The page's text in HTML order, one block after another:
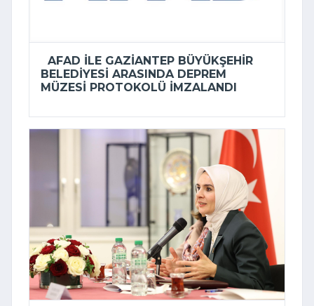
AFAD ILE GAZIANTEP BÜYÜKŞEHIR
BELEDIYESI ARASINDA DEPREM
MÜZESI PROTOKOLÜ IMZALANDI